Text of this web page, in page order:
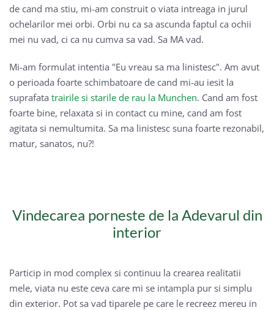
de cand ma stiu, mi-am construit o viata intreaga in jurul
ochelarilor mei orbi. Orbi nu ca sa ascunda faptul ca ochii
mei nu vad, ci ca nu cumva sa vad. Sa MA vad.
Mi-am formulat intentia "Eu vreau sa ma linistesc". Am avut
o perioada foarte schimbatoare de cand mi-au iesit la
suprafata trairile si starile de rau la Munchen. Cand am fost
foarte bine, relaxata si in contact cu mine, cand am fost
agitata si nemultumita. Sa ma linistesc suna foarte rezonabil,
matur, sanatos, nu?!
Vindecarea porneste de la Adevarul din
interior
Particip in mod complex si continuu la crearea realitatii
mele, viata nu este ceva care mi se intampla pur si simplu
din exterior. Pot sa vad tiparele pe care le recreez mereu in